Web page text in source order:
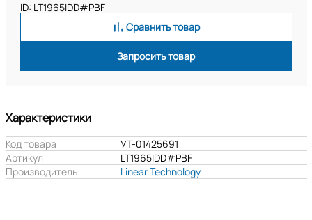
ID: LT1965IDD#PBF
Сравнить товар
Запросить товар
Характеристики
Код товара
УТ-01425691
Артикул
LT1965IDD#PBF
Производитель
Linear Technology